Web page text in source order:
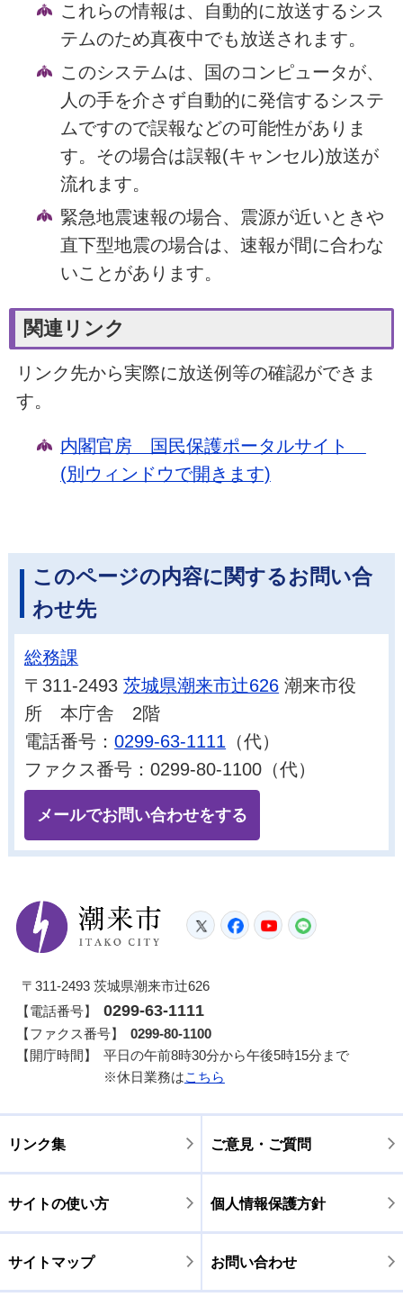
これらの情報は、自動的に放送するシス
テムのため真夜中でも放送されます。
このシステムは、国のコンピュータが、
人の手を介さず自動的に発信するシステ
ムですので誤報などの可能性がありま
す。その場合は誤報(キャンセル)放送が
流れます。
緊急地震速報の場合、震源が近いときや
直下型地震の場合は、速報が間に合わな
いことがあります。
関連リンク
リンク先から実際に放送例等の確認ができま
す。
内閣官房 国民保護ポータルサイト
(別ウィンドウで開きます)
このページの内容に関するお問い合
わせ先
総務課
〒311-2493茨城県潮来市辻626 潮来市役
所 本庁舎 2階
電話番号：0299-63-1111 （代）
ファクス番号：0299-80-1100（代）
メールでお問い合わせをする
潮来市
TwitterFacebook
YouTube
〒311-2493 茨城県潮来市辻626
【電話番号】
0299-63-1111
【ファクス番号】
0299-80-1100
【開庁時間】
平日の午前8時30分から午後5時15分まで
※休日業務はこちら
リンク集 ご意見・ご質問
サイトの使い方 個人情報保護方針
サイトマップ お問い合わせ